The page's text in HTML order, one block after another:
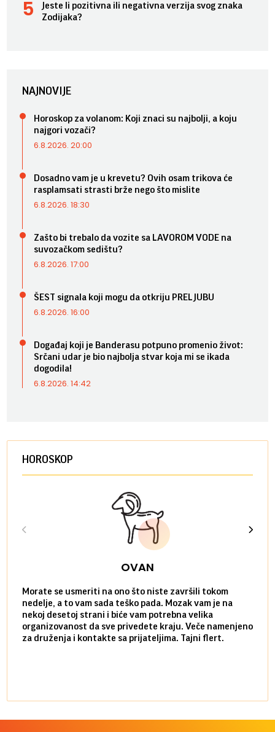
Jeste li pozitivna ili negativna verzija svog znaka
Zodijaka?
NAJNOVIJE
Horoskop za volanom: Koji znaci su najbolji, a koju
najgori vozači?
6.8.2026. 20:00
Dosadno vam je u krevetu? Ovih osam trikova će
rasplamsati strasti brže nego što mislite
6.8.2026. 18:30
Zašto bi trebalo da vozite sa LAVOROM VODE na
suvozačkom sedištu?
6.8.2026. 17:00
ŠEST signala koji mogu da otkriju PRELJUBU
6.8.2026. 16:00
Događaj koji je Banderasu potpuno promenio život:
Srčani udar je bio najbolja stvar koja mi se ikada
dogodila!
6.8.2026. 14:42
HOROSKOP
OVAN
Morate se usmeriti na ono što niste završili tokom
nedelje, a to vam sada teško pada. Mozak vam je na
nekoj desetoj strani i biće vam potrebna velika
organizovanost da sve privedete kraju. Veče namenjeno
za druženja i kontakte sa prijateljima. Tajni flert.